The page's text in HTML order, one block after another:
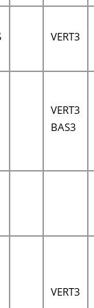
VERT3
VERT3
BAS3
VERT3